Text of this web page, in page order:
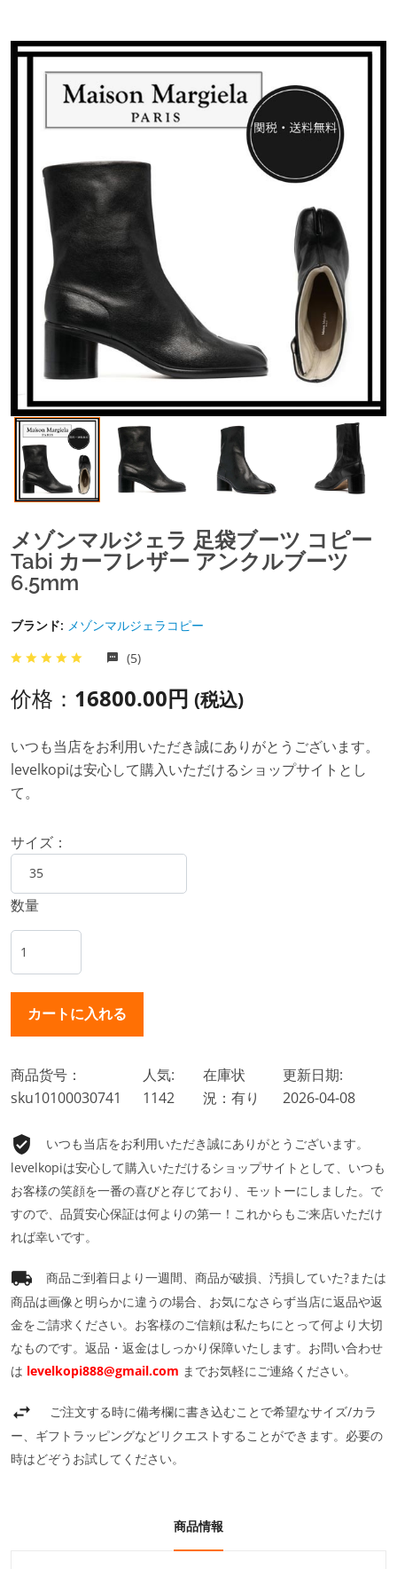
メゾンマルジェラ 足袋ブーツ コピー
Tabi カーフレザー アンクルブーツ
6.5mm
ブランド: メゾンマルジェラコピー
(5)
价格： 16800.00円 (税込)
いつも当店をお利用いただき誠にありがとうございます。
levelkopiは安心して購入いただけるショップサイトとし
て。
サイズ：
数量
商品货号：
sku10100030741
人気:
1142
在庫状
況：有り
更新日期:
2026-04-08
いつも当店をお利用いただき誠にありがとうございます。
levelkopiは安心して購入いただけるショップサイトとして、いつも
お客様の笑顔を一番の喜びと存じており、モットーにしました。で
すので、品質安心保証は何よりの第一！これからもご来店いただけ
れば幸いです。
商品ご到着日より一週間、商品が破損、汚損していた?または
商品は画像と明らかに違うの場合、お気になさらず当店に返品や返
金をご請求ください。お客様のご信頼は私たちにとって何より大切
なものです。返品・返金はしっかり保障いたします。お問い合わせ
は levelkopi888@gmail.com までお気軽にご連絡ください。
ご注文する時に備考欄に書き込むことで希望なサイズ/カラ
ー、ギフトラッピングなどリクエストすることができます。必要の
時はどぞうお試してください。
商品情報